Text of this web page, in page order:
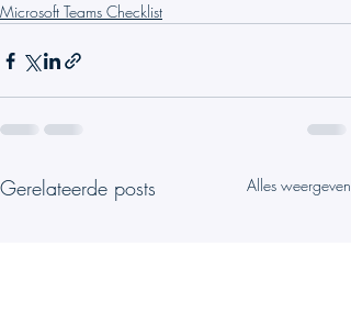
Microsoft Teams Checklist
Gerelateerde posts Alles weergeven